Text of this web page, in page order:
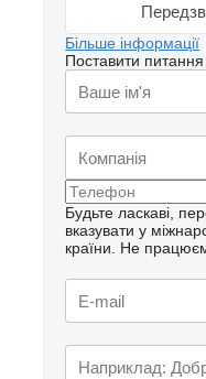
Більше інформації
Поставити
Будьте ласкаві,
вказувати у
країни.
Не